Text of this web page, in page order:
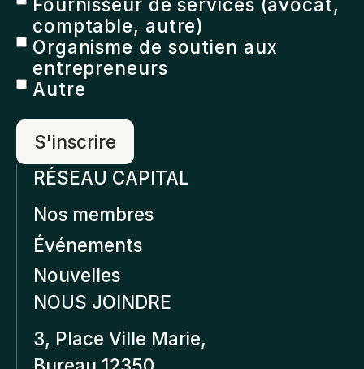
comptable, autre)
Organisme de soutien aux
entrepreneurs
Autre
RÉSEAU CAPITAL
Nos membres
Événements
Nouvelles
NOUS JOINDRE
3, Place Ville Marie,